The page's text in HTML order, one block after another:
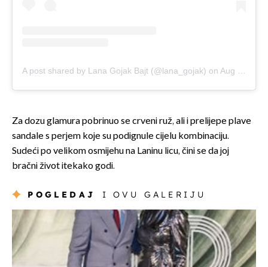
A post shared by Lana Gojak Bajt (@lana_gojak) on Aug 27, 2019 at 3:31am PDT
Za dozu glamura pobrinuo se crveni ruž, ali i prelijepe plave
sandale s perjem koje su podignule cijelu kombinaciju.
Sudeći po velikom osmijehu na Laninu licu, čini se da joj
bračni život itekako godi.
POGLEDAJ I OVU GALERIJU